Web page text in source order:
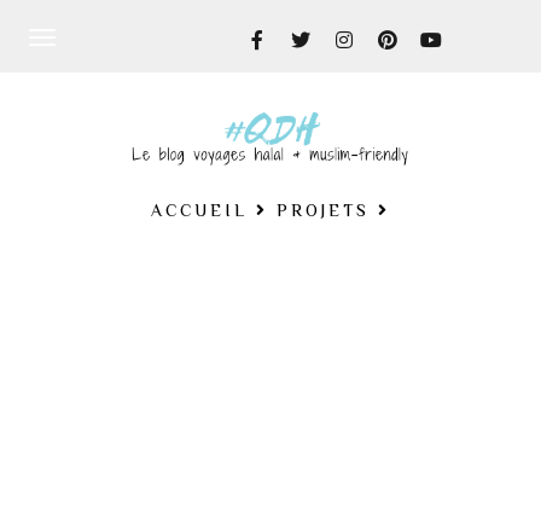
ACCUEIL PROJETS